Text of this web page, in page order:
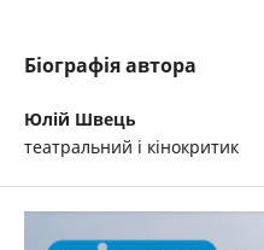
Біографія автора
Юлій Швець
театральний і кінокритик